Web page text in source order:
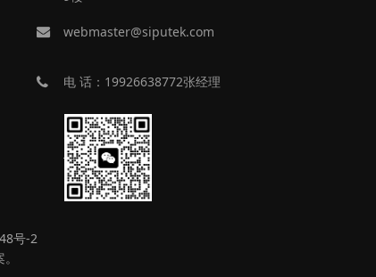
webmaster@siputek.com
电 话：19926638772张经理
号-2